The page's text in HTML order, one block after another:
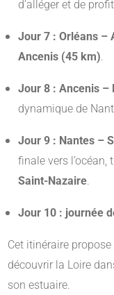
d’alléger et de
Jour 7 : Orléans –
Ancenis (45 km).
Jour 8 : Ancenis –
dynamique de
Jour 9 : Nantes –
finale vers
Saint-Nazaire.
Jour 10 : journée
Cet itinéraire propose
découvrir la Loire
son estuaire.